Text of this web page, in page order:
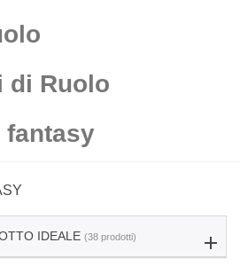
di Ruolo
fantasy
IDEALE (38 prodotti)